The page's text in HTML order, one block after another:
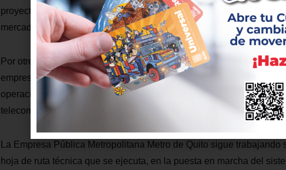
proyecto en unidades educativas, unidades de policía comunitaria,
mercados municipales y asociaciones de comerciantes y
Por otro lado, como parte de la puesta en marcha de este proyecto
empresa operadora EOMMT se capacitó al personal, en los
operación del Metro de Quito: señalización ferroviaria, operación
telecomunicaciones y otros.
La Empresa Pública Metropolitana Metro de Quito sigue
hoja de ruta técnica que se ejecuta, en la puesta en marcha del